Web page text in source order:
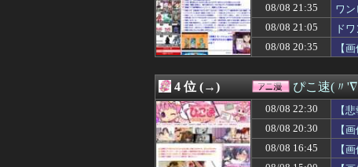
08/08 22:20
仲居さんに「あ
08/08 22:20
マンチェスター
08/08 22:19
【画像】引きこ
08/08 22:17
【ホロライブ】
08/08 22:15
【動画】巨乳女子
08/08 22:12
6年の夫婦生活に
08/08 22:12
【衝撃】さかなク
08/08 22:11
「タトゥー入れて
08/08 22:11
【赤モンキー】「
08/08 22:11
今のチュニドラ
08/08 22:10
【画像】まんさん
08/08 21:35
ワ
08/08 21:05
ド
08/08 20:35
【
4 位 (→) ぴこ速(〃
08/08 22:30
【
08/08 20:30
【
08/08 16:45
【